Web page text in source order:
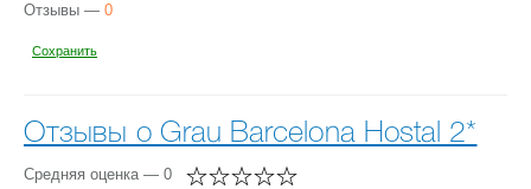
Отзывы — 0
Сохранить
Отзывы о Grau Barcelona Hostal 2*
Средняя оценка — 0